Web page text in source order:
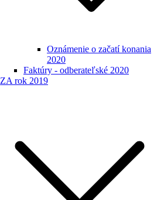
Oznámenie o začatí konania
2020
Faktúry - odberateľské 2020
ZA rok 2019